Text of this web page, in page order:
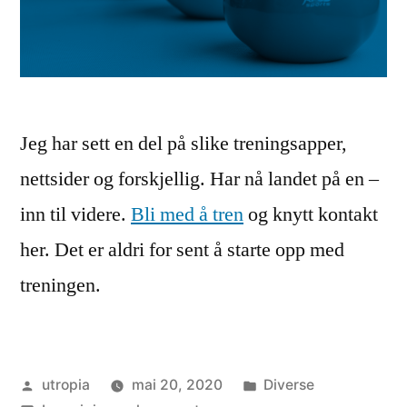
Jeg har sett en del på slike treningsapper,
nettsider og forskjellig. Har nå landet på en –
inn til videre. Bli med å trenog knytt kontakt
her. Det er aldri for sent å starte opp med
treningen.
Publisert
utropia mai 20, 2020
Publisert
Diverse